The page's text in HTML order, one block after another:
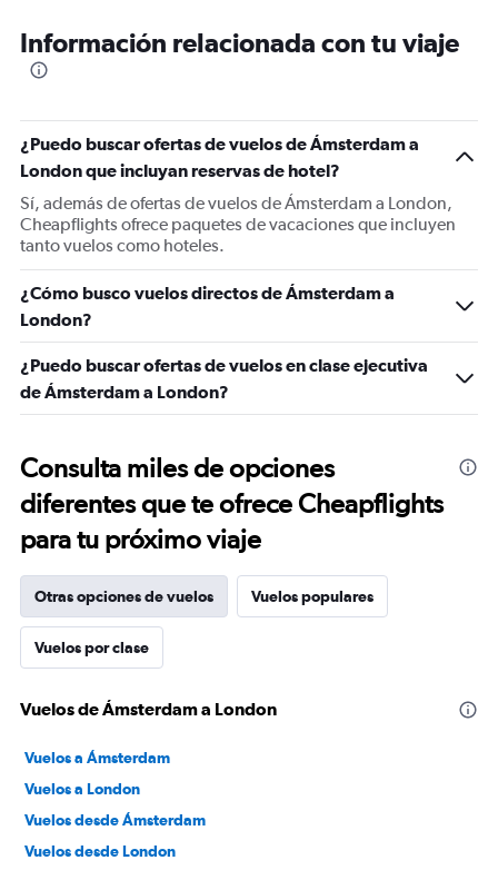
Información relacionada con tu viaje
¿Puedo buscar ofertas de vuelos de Ámsterdam a
London que incluyan reservas de hotel?
Sí, además de ofertas de vuelos de Ámsterdam a London,
Cheapflights ofrece paquetes de vacaciones que incluyen
tanto vuelos como hoteles.
¿Cómo busco vuelos directos de Ámsterdam a
London?
¿Puedo buscar ofertas de vuelos en clase ejecutiva
de Ámsterdam a London?
Consulta miles de opciones
diferentes que te ofrece Cheapflights
para tu próximo viaje
Otras opciones de vuelos Vuelos populares
Vuelos por clase
Vuelos de Ámsterdam a London
Vuelos a Ámsterdam
Vuelos a London
Vuelos desde Ámsterdam
Vuelos desde London